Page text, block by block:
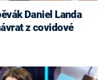
z covidové